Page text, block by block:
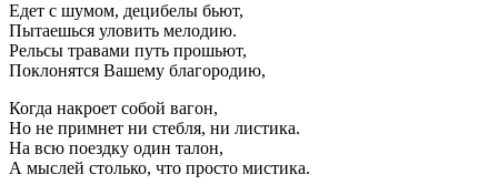
Едет с шумом, децибелы бьют,
Пытаешься уловить мелодию.
Рельсы травами путь прошьют,
Поклонятся Вашему благородию,
Когда накроет собой вагон,
Но не примнет ни стебля, ни листика.
На всю поездку один талон,
А мыслей столько, что просто мистика.